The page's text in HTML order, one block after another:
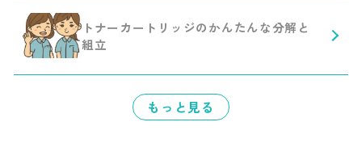
トナーカートリッジのかんたんな分解と
組立
もっと見る